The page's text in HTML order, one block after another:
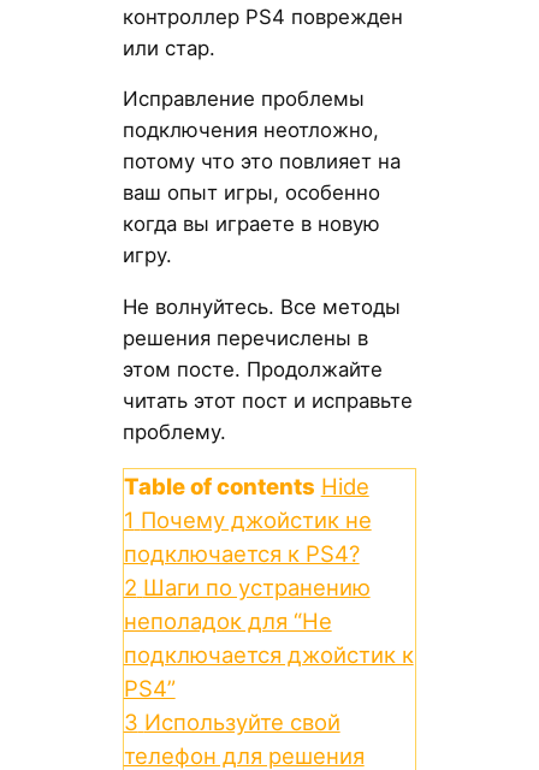
контроллер PS4 поврежден
или стар.
Исправление проблемы
подключения неотложно,
потому что это повлияет на
ваш опыт игры, особенно
когда вы играете в новую
игру.
Не волнуйтесь. Все методы
решения перечислены в
этом посте. Продолжайте
читать этот пост и исправьте
проблему.
Table of contents Hide
1 Почему джойстик не
подключается к PS4?
2 Шаги по устранению
неполадок для “Hе
подключается джойстик к
PS4”
3 Используйте свой
телефон для решения